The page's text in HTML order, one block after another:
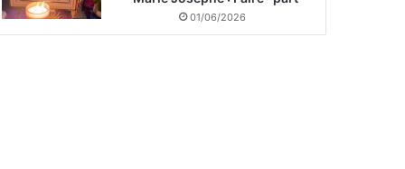
01/06/2026